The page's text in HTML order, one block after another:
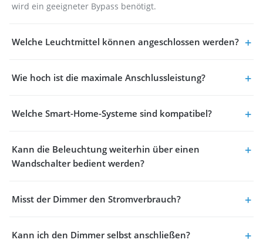
wird ein geeigneter Bypass benötigt.
Welche Leuchtmittel können angeschlossen werden?
Wie hoch ist die maximale Anschlussleistung?
Welche Smart-Home-Systeme sind kompatibel?
Kann die Beleuchtung weiterhin über einen
Wandschalter bedient werden?
Misst der Dimmer den Stromverbrauch?
Kann ich den Dimmer selbst anschließen?